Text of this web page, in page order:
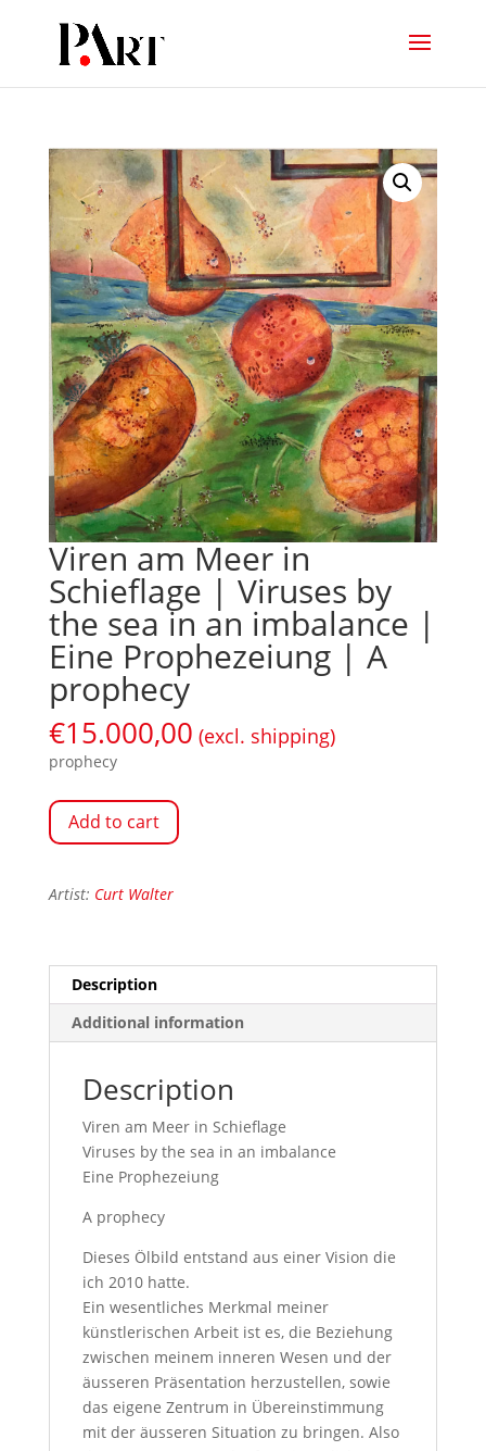
Viren am Meer in
Schieflage | Viruses by
the sea in an imbalance |
Eine Prophezeiung | A
prophecy
€15.000,00 (excl. shipping)
prophecy
Add to cart
Artist: Curt Walter
Description
Additional information
Description
Viren am Meer in Schieflage
Viruses by the sea in an imbalance
Eine Prophezeiung
A prophecy
Dieses Ölbild entstand aus einer Vision die
ich 2010 hatte.
Ein wesentliches Merkmal meiner
künstlerischen Arbeit ist es, die Beziehung
zwischen meinem inneren Wesen und der
äusseren Präsentation herzustellen, sowie
das eigene Zentrum in Übereinstimmung
mit der äusseren Situation zu bringen. Also